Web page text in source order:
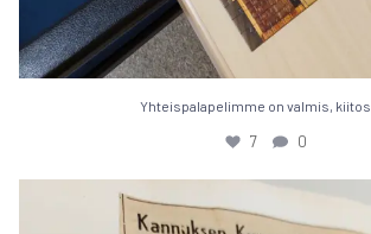
Yhteis­pa­la­pe­lim­me on val­mis, kii­tos
7 0